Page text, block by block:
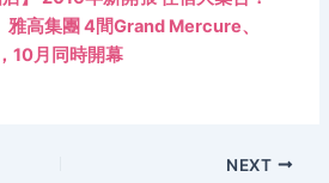
雅高集團 4間Grand Mercure、
10月同時開幕
NEXT